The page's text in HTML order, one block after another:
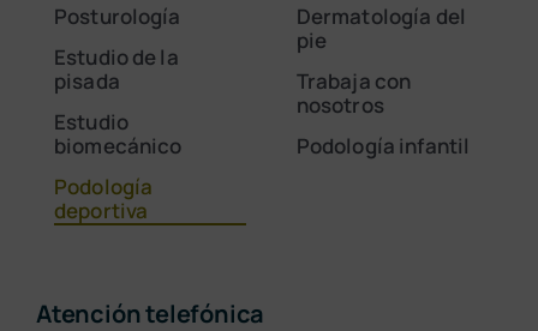
Posturología
Estudio de la
pisada
Estudio
biomecánico
Podología
deportiva
Dermatología del
pie
Trabaja con
nosotros
Podología infantil
Atención telefónica